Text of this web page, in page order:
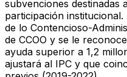
subvenciones destinadas
participación
de lo Contencioso-
de CCOO y se le
ayuda superior a 1,2
ajustará al IPC y que